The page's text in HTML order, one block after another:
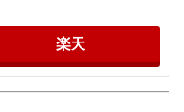
楽天